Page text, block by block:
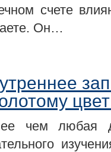
счете
Он…
чем любая